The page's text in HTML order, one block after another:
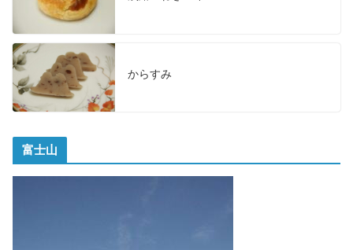
からすみ
富士山